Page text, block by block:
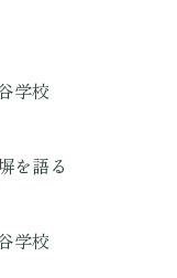
校
語る
校